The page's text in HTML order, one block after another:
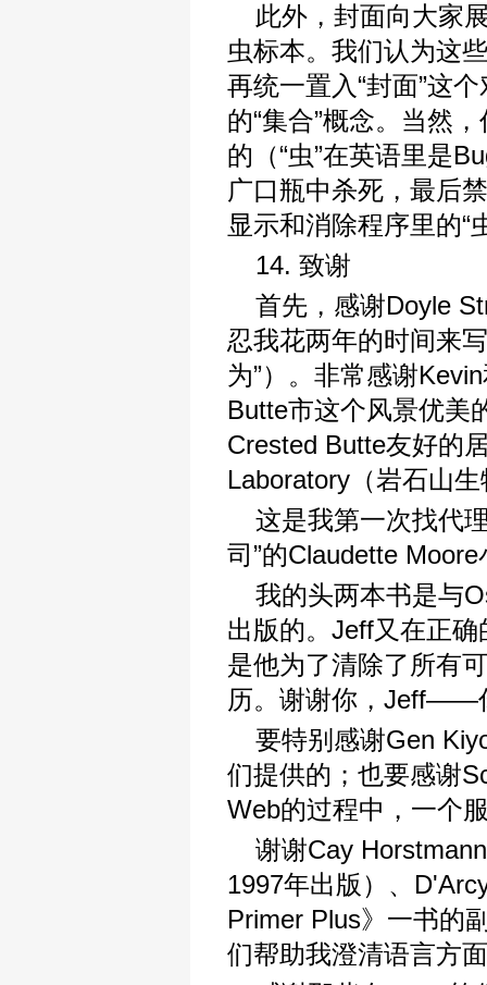
此外，封面向大家
虫标本。我们认为这
再统一置入“封面”这
的“集合”概念。当然
的（“虫”在英语里是
广口瓶中杀死，最后
显示和消除程序里的“
14. 致谢
首先，感谢Doyle
忍我花两年的时间来
为”）。非常感谢
Butte市这个风景优美
Crested Butte友好的
Laboratory（岩石山
这是我第一次找代
司”的Claudette
我的头两本书是与
出版的。Jeff又在正
是他为了清除了所有
历。谢谢你，Jeff——
要特别感谢Gen
们提供的；也要感谢
Web的过程中，一个
谢谢Cay
1997年出版）、
Primer Plus》一书的
们帮助我澄清语言方